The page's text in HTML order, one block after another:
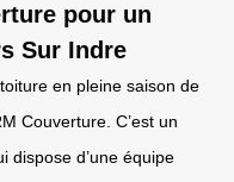
pour un
Sur Indre
en pleine saison de
Couverture. C’est un
dispose d’une équipe